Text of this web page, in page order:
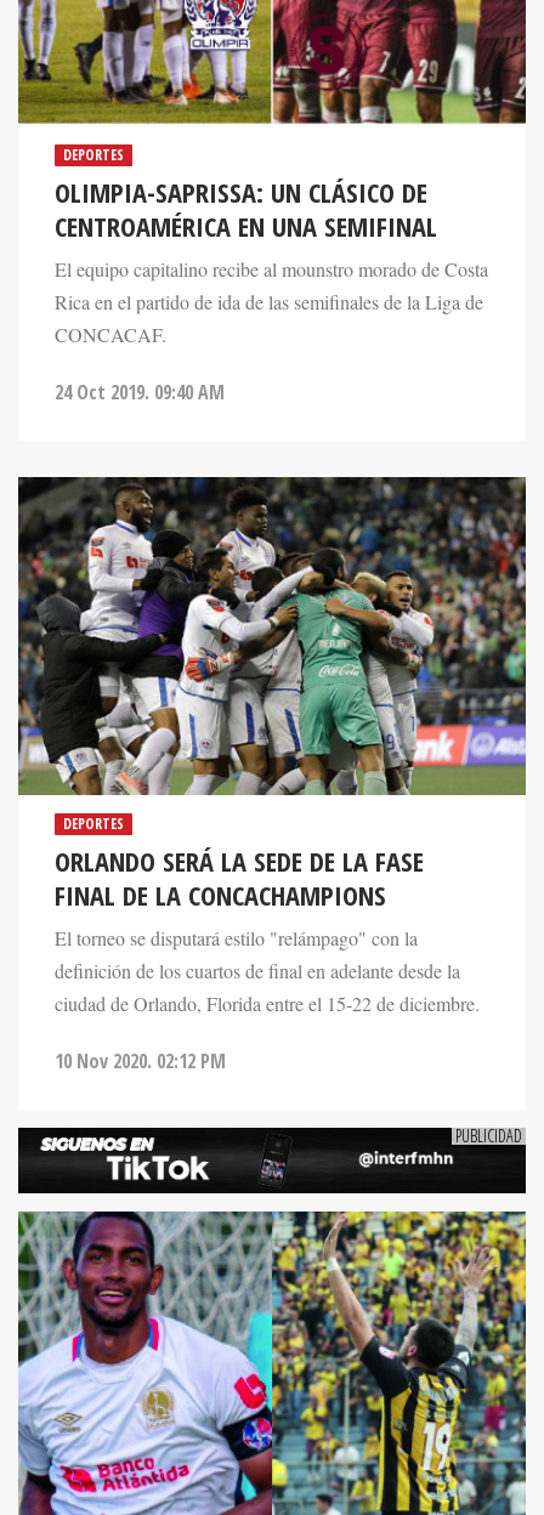
DEPORTES
OLIMPIA-SAPRISSA: UN CLÁSICO DE
CENTROAMÉRICA EN UNA SEMIFINAL
El equipo capitalino recibe al mounstro morado de Costa
Rica en el partido de ida de las semifinales de la Liga de
CONCACAF.
24 Oct 2019. 09:40 AM
DEPORTES
ORLANDO SERÁ LA SEDE DE LA FASE
FINAL DE LA CONCACHAMPIONS
El torneo se disputará estilo "relámpago" con la
definición de los cuartos de final en adelante desde la
ciudad de Orlando, Florida entre el 15-22 de diciembre.
10 Nov 2020. 02:12 PM